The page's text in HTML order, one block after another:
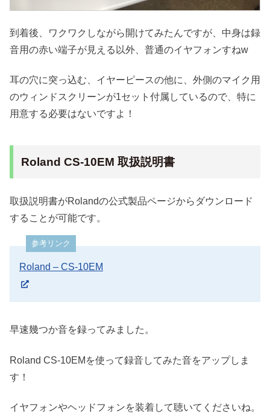
到着後、ワクワクしながら開けてみたんですが、中身は録
音用の赤い端子が見える以外、普通のイヤフォンすねw
耳の穴に突っ込む、イヤーピースの他に、外側のマイク用
のウィンドスクリーンが1セット付属しているので、特に
用意する必要はないですよ！
Roland CS-10EM 取扱説明書
取扱説明書がRolandの公式製品ページからダウンロード
することが可能です。
参考リンク
Roland – CS-10EM
早速幾つか音を録ってみました。
Roland CS-10EMを使って録音してみた音をアップしま
す！
イヤフォンやヘッドフォンを装着して聴いてくださいね。